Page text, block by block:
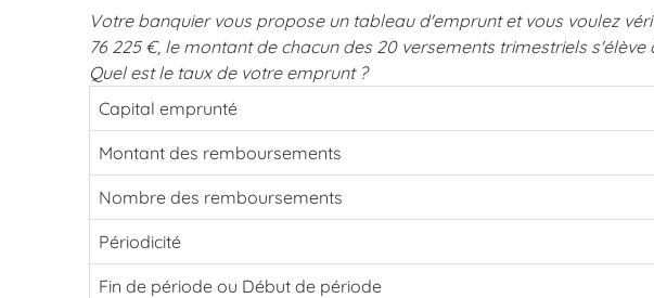
Votre banquier vous propose un tableau d'emprunt et vous voulez
76 225 €, le montant de chacun des 20 versements trimestriels s'élève
Quel est le taux de votre emprunt ?
Capital emprunté
Montant des remboursements
Nombre des remboursements
Périodicité
Fin de période ou Début de période